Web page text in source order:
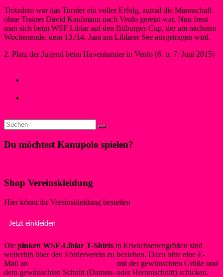
Trotzdem war das Turnier ein voller Erfolg, zumal die Mannschaft
ohne Trainer David Kaufmann nach Venlo gereist war. Nun freut
man sich beim WSF Liblar auf den Bitburger-Cup, der am nächsten
Wochenende, dem 13./14. Juni am Liblarer See ausgetragen wird.
2. Platz der Jugend beim Haventurnier in Venlo (6. u. 7. Juni 2015)
Du möchtest Kanupolo spielen?
Shop Vereinskleidung
Hier könnt ihr Vereinskleidung bestellen
Jetzt einkleiden
Die pinken WSF-Liblar T-Shirts in Erwachsenengrößen sind
weiterhin über den Förderverein zu beziehen. Dazu bitte eine E-
Mail an
mit der gewünschten Größe und
dem gewünschten Schnitt (Damen- oder Herrenschnitt) schicken.